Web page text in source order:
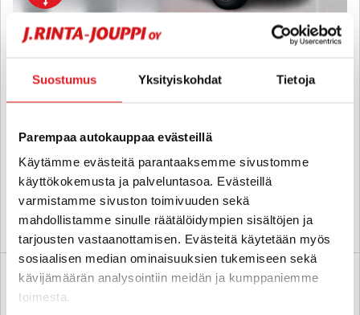
Suostumus Yksityiskohdat Tietoja
Parempaa autokauppaa evästeillä
Käytämme evästeitä parantaaksemme sivustomme
käyttökokemusta ja palveluntasoa. Evästeillä
varmistamme sivuston toimivuuden sekä
mahdollistamme sinulle räätälöidympien sisältöjen ja
tarjousten vastaanottamisen. Evästeitä käytetään myös
sosiaalisen median ominaisuuksien tukemiseen sekä
kävijämäärän analysointiin meidän ja kumppaniemme
toimesta.
LMC Cruiser T 712 SportLine
TUPLAILMASTOITU, ERILLISVUOTEET + TAKAKYLPPÄRI - J.
55 800 €
51 800 €
alk. 447 € / kk
KATSO TIEDOT WHATSAPP